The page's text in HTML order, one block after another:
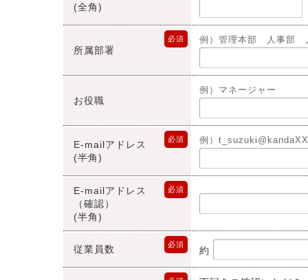
(全角)
所属部署
必須 例）管理本部 人事部
お役職
例）マネージャー
E-mailアドレス
(半角)
必須 例）
E-mailアドレス
（確認）
(半角)
必須
従業員数 必須
約